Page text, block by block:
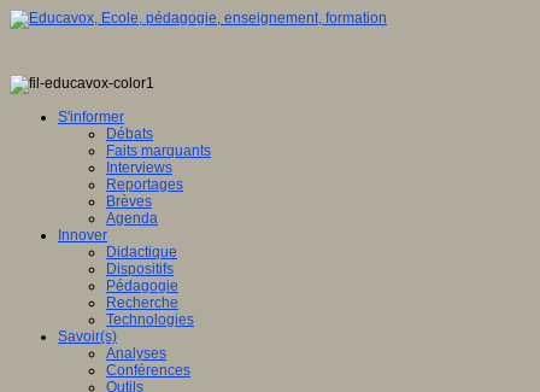
S'informer
Débats
Faits marquants
Interviews
Reportages
Brèves
Agenda
Innover
Didactique
Dispositifs
Pédagogie
Recherche
Technologies
Savoir(s)
Analyses
Conférences
Outils